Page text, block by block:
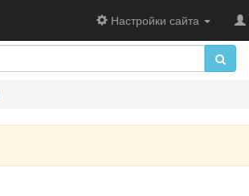
Настройки сайта